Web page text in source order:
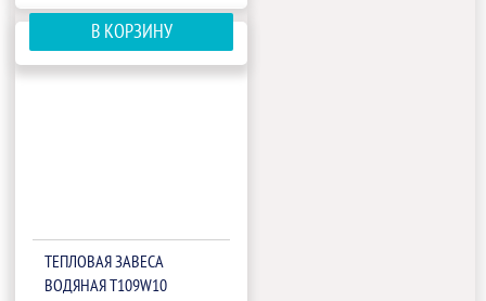
В КОРЗИНУ
ТЕПЛОВАЯ ЗАВЕСА
ВОДЯНАЯ T109W10